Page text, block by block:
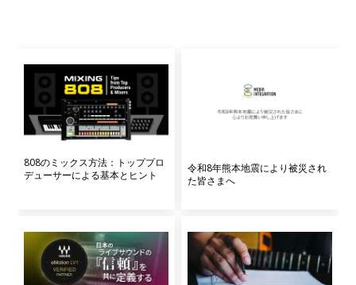
808のミックス方法：トッププロ
デューサーによる基本とヒント
令和8年熊本地震により被災され
た皆さまへ